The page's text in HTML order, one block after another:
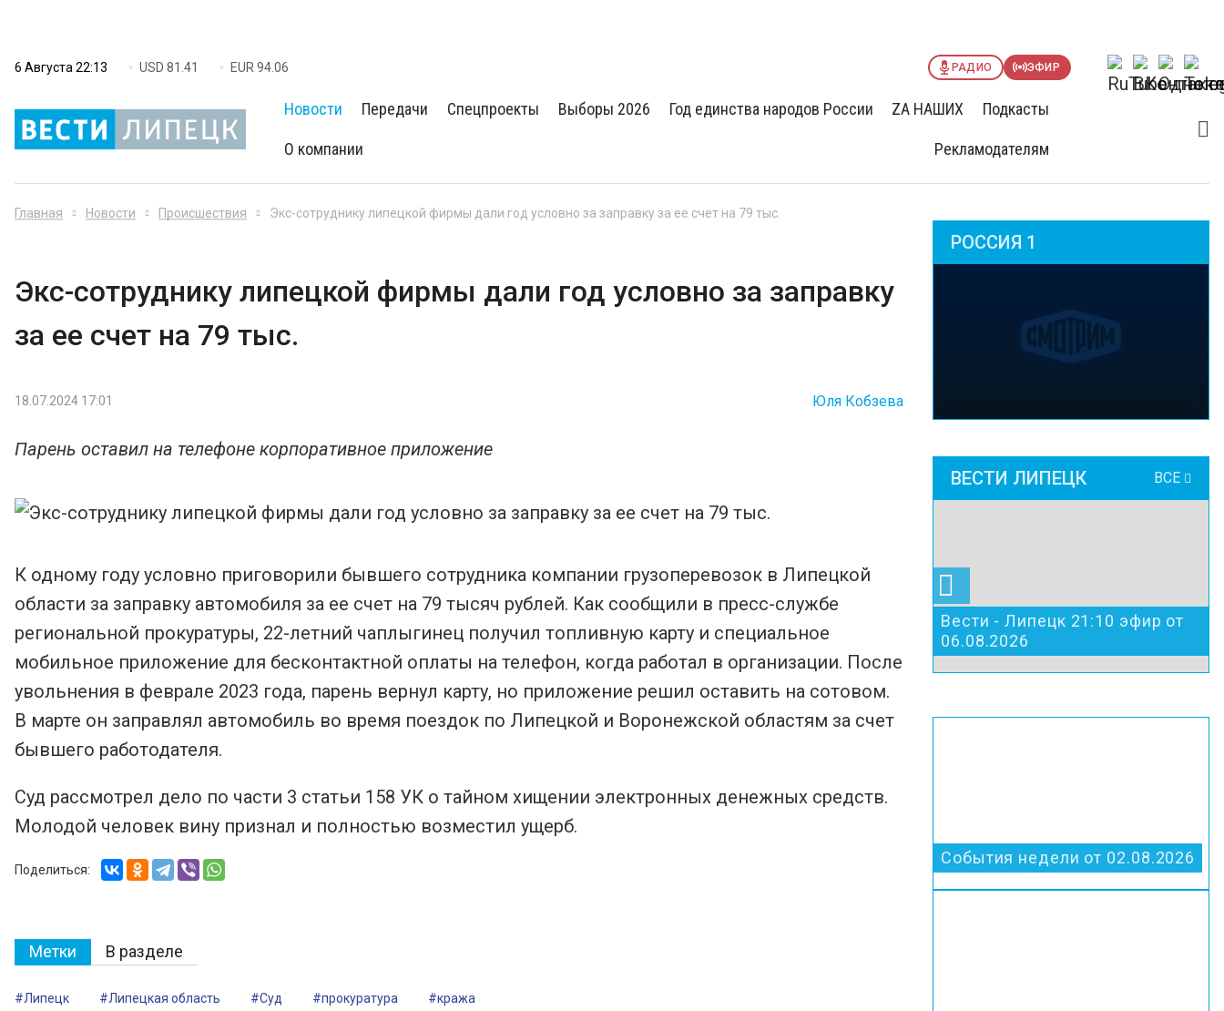
6 Августа 22:13 USD 81.41 EUR 94.06 РАДИО ЭФИР
Новости Передачи Спецпроекты Выборы 2026 Год единства народов России ZА НАШИХ Подкасты
О компании Рекламодателям
Главная Новости Происшествия Экс-сотруднику липецкой фирмы дали год условно за заправку за ее счет на 79 тыс.
Экс-сотруднику липецкой фирмы дали год условно за заправку
за ее счет на 79 тыс.
18.07.2024 17:01 Юля Кобзева
Парень оставил на телефоне корпоративное приложение
К одному году условно приговорили бывшего сотрудника компании грузоперевозок в Липецкой
области за заправку автомобиля за ее счет на 79 тысяч рублей. Как сообщили в пресс-службе
региональной прокуратуры, 22-летний чаплыгинец получил топливную карту и специальное
мобильное приложение для бесконтактной оплаты на телефон, когда работал в организации. После
увольнения в феврале 2023 года, парень вернул карту, но приложение решил оставить на сотовом.
В марте он заправлял автомобиль во время поездок по Липецкой и Воронежской областям за счет
бывшего работодателя.
Суд рассмотрел дело по части 3 статьи 158 УК о тайном хищении электронных денежных средств.
Молодой человек вину признал и полностью возместил ущерб.
Поделиться:
Метки В разделе
#Липецк #Липецкая область #Суд #прокуратура #кража
РОССИЯ 1
ВЕСТИ ЛИПЕЦК ВСЕ
Вести - Липецк 21:10 эфир от
06.08.2026
События недели от 02.08.2026